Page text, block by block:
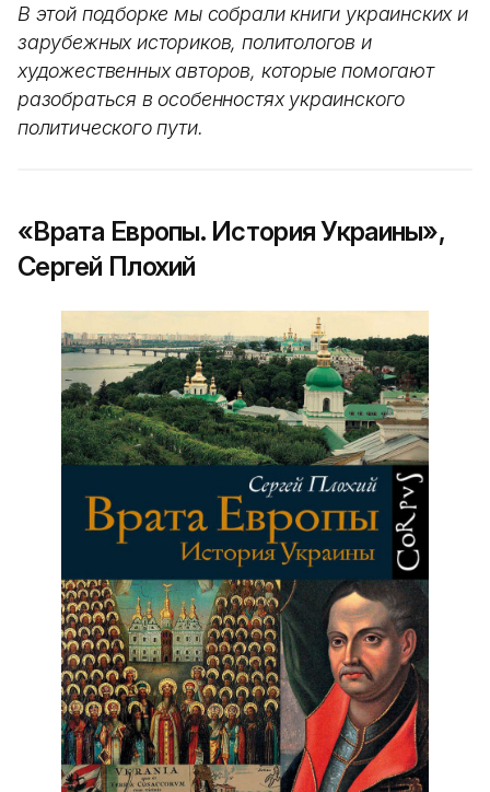
В этой подборке мы собрали книги украинских и
зарубежных историков, политологов и
художественных авторов, которые помогают
разобраться в особенностях украинского
политического пути.
«Врата Европы. История Украины»,
Сергей Плохий